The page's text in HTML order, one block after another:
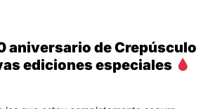
aniversario de Crepúsculo
ediciones especiales